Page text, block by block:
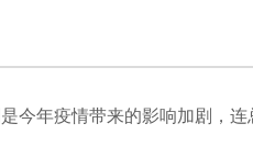
今年疫情带来的影响加剧，